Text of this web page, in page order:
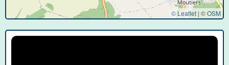
© Leaflet | ©OSM